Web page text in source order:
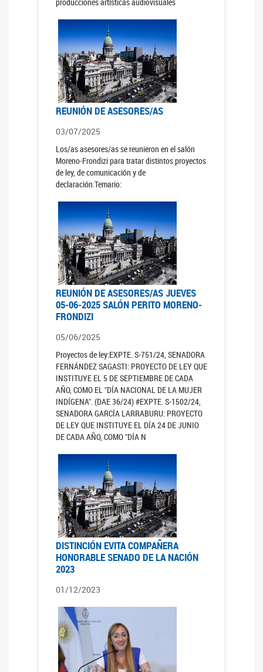
producciones artísticas audiovisuales
REUNIÓN DE ASESORES/AS
03/07/2025
Los/as asesores/as se reunieron en el salón
Moreno-Frondizi para tratar distintos proyectos
de ley, de comunicación y de
declaración.Temario:
REUNIÓN DE ASESORES/AS JUEVES
05-06-2025 SALÓN PERITO MORENO-
FRONDIZI
05/06/2025
Proyectos de ley:EXPTE. S-751/24, SENADORA
FERNÁNDEZ SAGASTI: PROYECTO DE LEY QUE
INSTITUYE EL 5 DE SEPTIEMBRE DE CADA
AÑO, COMO EL "DÍA NACIONAL DE LA MUJER
INDÍGENA". (DAE 36/24) #EXPTE. S-1502/24,
SENADORA GARCÍA LARRABURU: PROYECTO
DE LEY QUE INSTITUYE EL DÍA 24 DE JUNIO
DE CADA AÑO, COMO "DÍA N
DISTINCIÓN EVITA COMPAÑERA
HONORABLE SENADO DE LA NACIÓN
2023
01/12/2023